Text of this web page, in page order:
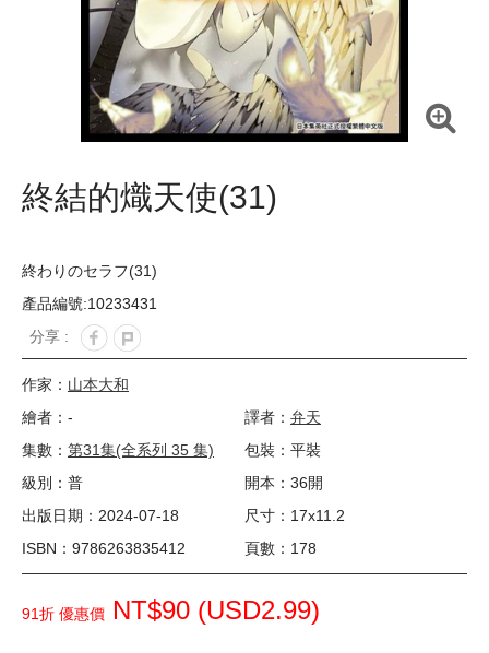
終結的熾天使(31)
終わりのセラフ(31)
產品編號:10233431
分享 :
作家： 山本大和
繪者：-
譯者： 弁天
集數： 第31集(全系列 35 集)
包裝：平裝
級別：普
開本：36開
出版日期：2024-07-18
尺寸：17x11.2
ISBN：9786263835412
頁數：178
91折 優惠價 NT$90 (USD2.99)